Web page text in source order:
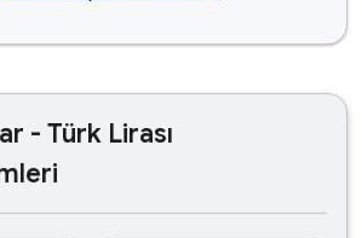
- Türk Lirası